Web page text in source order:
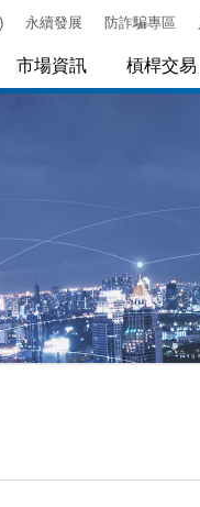
永續發展 防詐騙專區
市場資訊 槓桿交易